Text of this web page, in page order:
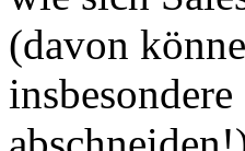
(davon